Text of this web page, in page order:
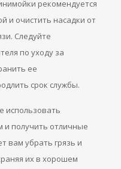
рекомендуется
и очистить насадки от
Следуйте
по уходу за
ее
срок службы.
использовать
получить отличные
вам убрать грязь и
их в хорошем